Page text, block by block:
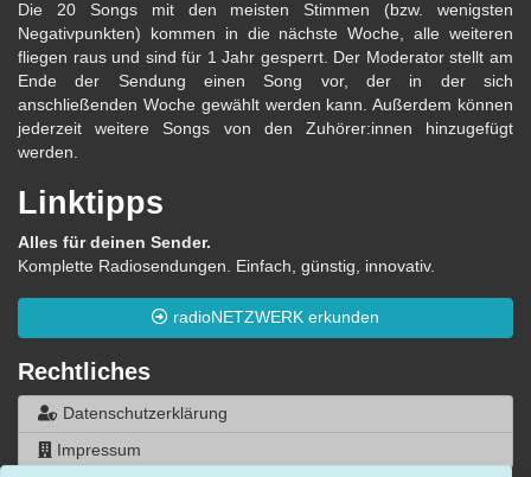
Die 20 Songs mit den meisten Stimmen (bzw. wenigsten
Negativpunkten) kommen in die nächste Woche, alle weiteren
fliegen raus und sind für 1 Jahr gesperrt. Der Moderator stellt am
Ende der Sendung einen Song vor, der in der sich
anschließenden Woche gewählt werden kann. Außerdem können
jederzeit weitere Songs von den Zuhörer:innen hinzugefügt
werden.
Linktipps
Alles für deinen Sender.
Komplette Radiosendungen. Einfach, günstig, innovativ.
radioNETZWERK erkunden
Rechtliches
Datenschutzerklärung
Impressum